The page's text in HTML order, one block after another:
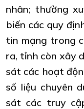
nhân; thường
biến các quy
tin mạng trong
ra, tỉnh còn xây
sát các hoạt
số liệu chuyên
sát các truy